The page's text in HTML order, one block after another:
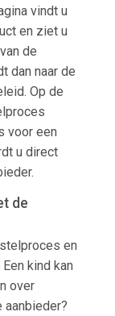
vindt u
en ziet u
de
dan naar de
Op de
voor een
u direct
de
en
kind kan
over